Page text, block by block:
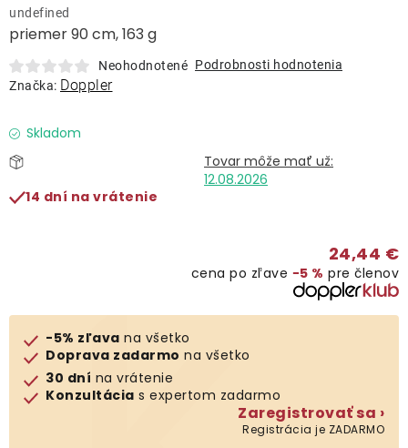
Predávané značky
Klub výhod
priemer 90 cm, 163 g
undefined
Neohodnotené Podrobnosti hodnotenia
Značka: Doppler
Skladom
12.08.2026
14 dní na vrátenie
24,44 €
cena po zľave −5 % pre členov
-5% zľava na všetko
Doprava zadarmo na všetko
30 dní na vrátenie
Konzultácia s expertom zadarmo
Zaregistrovať sa ›
Registrácia je ZADARMO